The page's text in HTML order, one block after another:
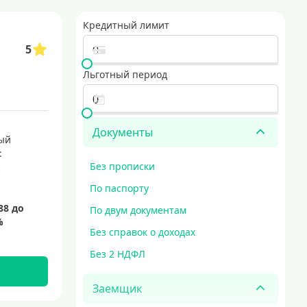
курьером, что экономит время и позволяет получить карту в
с выгодными условиями
всему миру. они предоставляют держателям множество
Кредитный лимит
Льготный период
Документы
Без прописки
По паспорту
По двум документам
Без справок о доходах
Без 2 НДФЛ
Заемщик
5